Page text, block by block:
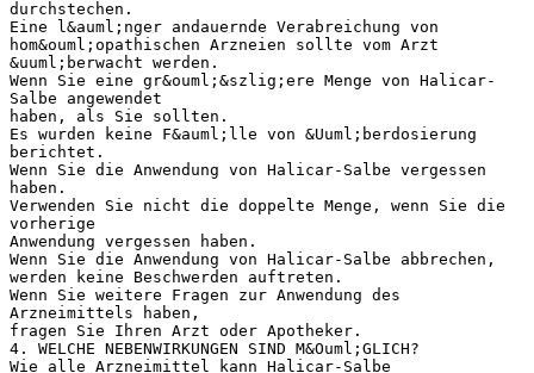
durchstechen.
Eine l&auml;nger andauernde Verabreichung von
hom&ouml;opathischen Arzneien sollte vom Arzt
&uuml;berwacht werden.
Wenn Sie eine gr&ouml;&szlig;ere Menge von Halicar-
Salbe angewendet
haben, als Sie sollten.
Es wurden keine F&auml;lle von &Uuml;berdosierung
berichtet.
Wenn Sie die Anwendung von Halicar-Salbe vergessen
haben.
Verwenden Sie nicht die doppelte Menge, wenn Sie die
vorherige
Anwendung vergessen haben.
Wenn Sie die Anwendung von Halicar-Salbe abbrechen,
werden keine Beschwerden auftreten.
Wenn Sie weitere Fragen zur Anwendung des
Arzneimittels haben,
fragen Sie Ihren Arzt oder Apotheker.
4. WELCHE NEBENWIRKUNGEN SIND M&Ouml;GLICH?
Wie alle Arzneimittel kann Halicar-Salbe